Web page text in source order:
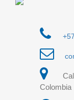
Colombia